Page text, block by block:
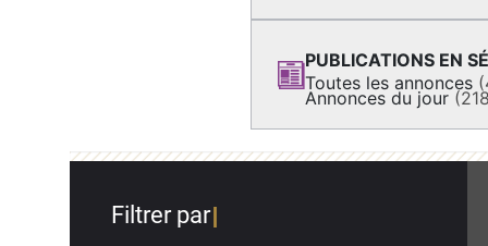
PUBLICATIONS EN
Toutes les annonces
Annonces du jour
Filtrer par